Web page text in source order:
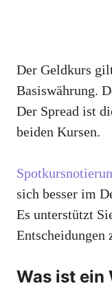
Der Geldkurs
Basiswährung.
Der Spread ist
beiden Kursen.
sich besser im
Es unterstützt
Entscheidungen
Was ist ein